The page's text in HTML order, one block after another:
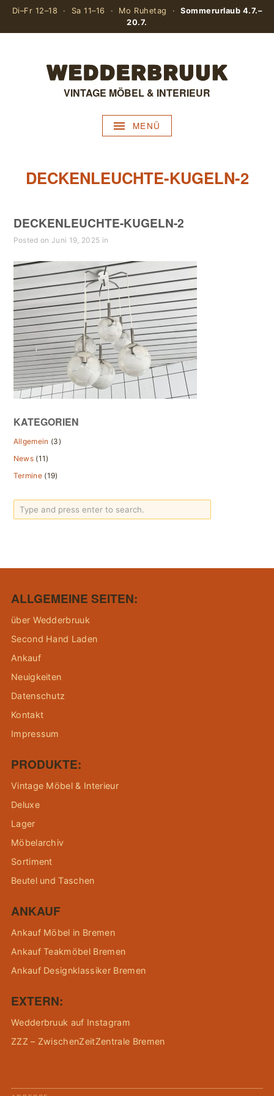
Di–Fr 12–18 · Sa 11–16 · Mo Ruhetag ·Sommerurlaub 4.7.–
20.7.
VINTAGE MÖBEL & INTERIEUR
MENÜ
DECKENLEUCHTE-KUGELN-2
DECKENLEUCHTE-KUGELN-2
Posted on Juni 19, 2025 in
KATEGORIEN
Allgemein (3)
News (11)
Termine (19)
ALLGEMEINE SEITEN:
über Wedderbruuk
Second Hand Laden
Ankauf
Neuigkeiten
Datenschutz
Kontakt
Impressum
PRODUKTE:
Vintage Möbel & Interieur
Deluxe
Lager
Möbelarchiv
Sortiment
Beutel und Taschen
ANKAUF
Ankauf Möbel in Bremen
Ankauf Teakmöbel Bremen
Ankauf Designklassiker Bremen
EXTERN:
Wedderbruuk auf Instagram
ZZZ – ZwischenZeitZentrale Bremen